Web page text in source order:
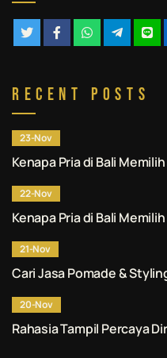
Recent Posts
23-Nov
Kenapa Pria di Bali
22-Nov
Kenapa Pria di Bali
21-Nov
Cari Jasa Pomade &
20-Nov
Rahasia Tampil Percaya